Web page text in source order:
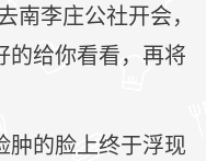
南李庄公社开会，
的给你看看，再将
肿的脸上终于浮现